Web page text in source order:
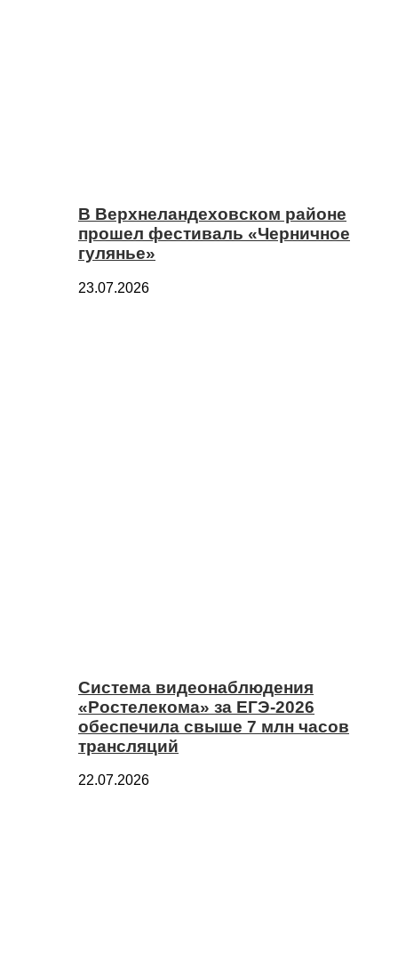
В Верхнеландеховском районе
прошел фестиваль «Черничное
гулянье»
23.07.2026
Система видеонаблюдения
«Ростелекома» за ЕГЭ-2026
обеспечила свыше 7 млн часов
трансляций
22.07.2026